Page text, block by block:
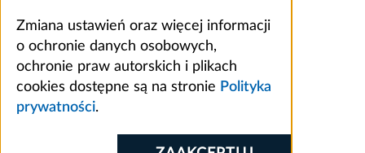
Zmiana ustawień oraz więcej informacji
o ochronie danych osobowych,
ochronie praw autorskich i plikach
cookies dostępne są na stronie Polityka
prywatności.